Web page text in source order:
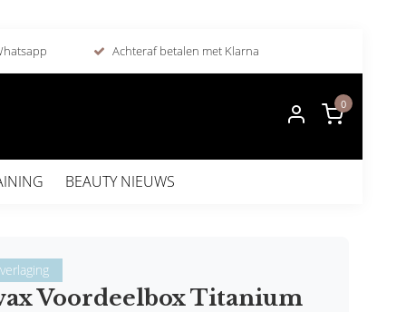
Achteraf betalen met Klarna
0
BEAUTY NIEUWS
Voordeelbox Titanium